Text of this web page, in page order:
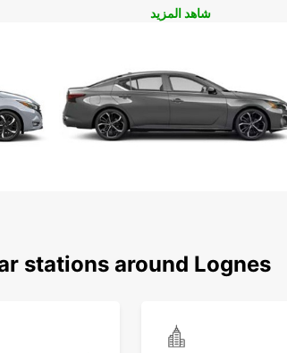
شاهد المزيد
stations around Lognes